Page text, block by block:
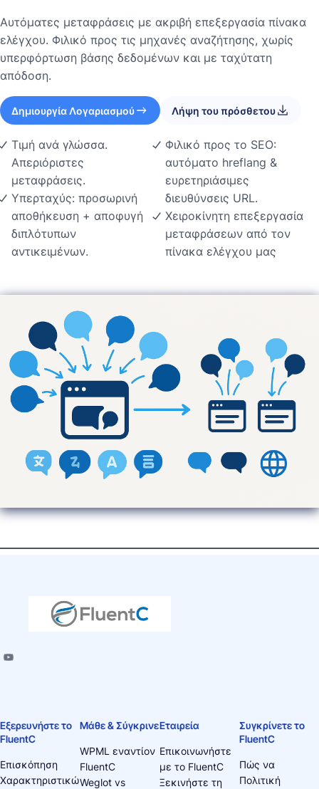
Αυτόματες μεταφράσεις με ακριβή επεξεργασία πίνακα
ελέγχου. Φιλικό προς τις μηχανές αναζήτησης, χωρίς
υπερφόρτωση βάσης δεδομένων και με ταχύτατη
απόδοση.
Δημιουργία Λογαριασμού Λήψη του πρόσθετου
Τιμή ανά γλώσσα.
Απεριόριστες
μεταφράσεις.
Υπερταχύς: προσωρινή
αποθήκευση + αποφυγή
διπλότυπων
αντικειμένων.
Φιλικό προς το SEO:
αυτόματο hreflang &
ευρετηριάσιμες
διευθύνσεις URL.
Χειροκίνητη επεξεργασία
μεταφράσεων από τον
πίνακα ελέγχου μας
Εξερευνήστε το
FluentC
Επισκόπηση
Χαρακτηριστικώ
Μάθε & Σύγκρινε
WPML εναντίον
FluentC
Weglot vs
Εταιρεία
Επικοινωνήστε
με το FluentC
Ξεκινήστε τη
Συγκρίνετε το
FluentC
Πώς να
Πολιτική